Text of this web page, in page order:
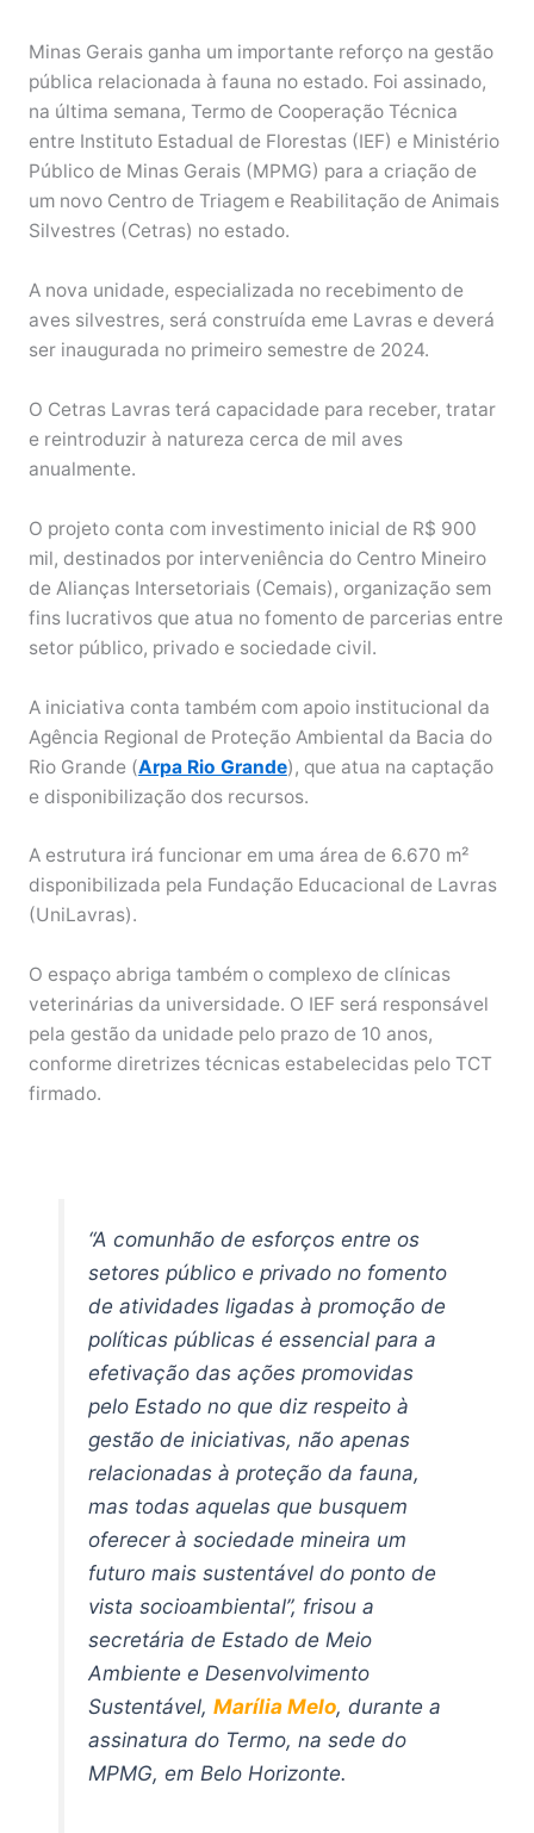
Minas Gerais ganha um importante reforço na gestão
pública relacionada à fauna no estado. Foi assinado,
na última semana, Termo de Cooperação Técnica
entre Instituto Estadual de Florestas (IEF) e Ministério
Público de Minas Gerais (MPMG) para a criação de
um novo Centro de Triagem e Reabilitação de Animais
Silvestres (Cetras) no estado.
A nova unidade, especializada no recebimento de
aves silvestres, será construída eme Lavras e deverá
ser inaugurada no primeiro semestre de 2024.
O Cetras Lavras terá capacidade para receber, tratar
e reintroduzir à natureza cerca de mil aves
anualmente.
O projeto conta com investimento inicial de R$ 900
mil, destinados por interveniência do Centro Mineiro
de Alianças Intersetoriais (Cemais), organização sem
fins lucrativos que atua no fomento de parcerias entre
setor público, privado e sociedade civil.
A iniciativa conta também com apoio institucional da
Agência Regional de Proteção Ambiental da Bacia do
Rio Grande (Arpa Rio Grande), que atua na captação
e disponibilização dos recursos.
A estrutura irá funcionar em uma área de 6.670 m²
disponibilizada pela Fundação Educacional de Lavras
(UniLavras).
O espaço abriga também o complexo de clínicas
veterinárias da universidade. O IEF será responsável
pela gestão da unidade pelo prazo de 10 anos,
conforme diretrizes técnicas estabelecidas pelo TCT
firmado.
“A comunhão de esforços entre os
setores público e privado no fomento
de atividades ligadas à promoção de
políticas públicas é essencial para a
efetivação das ações promovidas
pelo Estado no que diz respeito à
gestão de iniciativas, não apenas
relacionadas à proteção da fauna,
mas todas aquelas que busquem
oferecer à sociedade mineira um
futuro mais sustentável do ponto de
vista socioambiental”, frisou a
secretária de Estado de Meio
Ambiente e Desenvolvimento
Sustentável,Marília Melo, durante a
assinatura do Termo, na sede do
MPMG, em Belo Horizonte.